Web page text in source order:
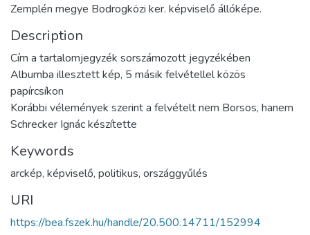
Zemplén megye Bodrogközi ker. képviselő állóképe.
Description
Cím a tartalomjegyzék sorszámozott jegyzékében
Albumba illesztett kép, 5 másik felvétellel közös
papírcsíkon
Korábbi vélemények szerint a felvételt nem Borsos, hanem
Schrecker Ignác készítette
Keywords
arckép, képviselő, politikus, országgyűlés
URI
https://bea.fszek.hu/handle/20.500.14711/152994